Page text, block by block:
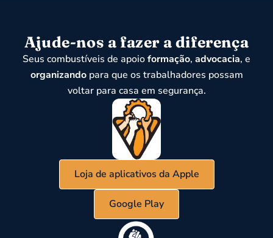
Ajude-nos a fazer a diferença
Seus combustíveis de apoioformação, advocacia, e
organizandopara que os trabalhadores possam
voltar para casa em segurança.
Loja de aplicativos da Apple
Google Play